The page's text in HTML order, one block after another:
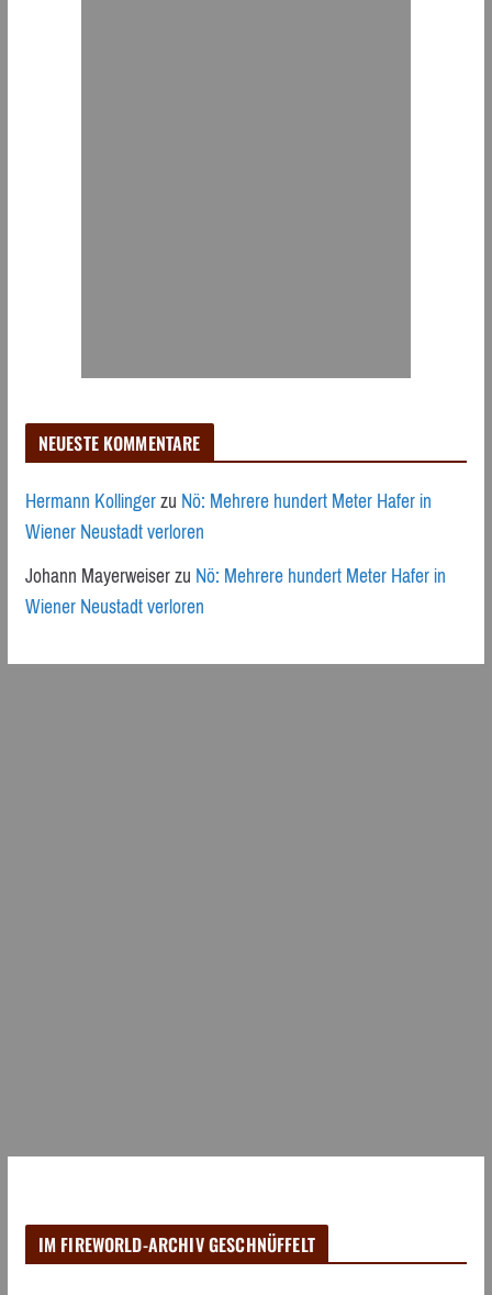
NEUESTE KOMMENTARE
Hermann KollingerzuNö: Mehrere hundert Meter Hafer in
Wiener Neustadt verloren
Johann MayerweiserzuNö: Mehrere hundert Meter Hafer in
Wiener Neustadt verloren
IM FIREWORLD-ARCHIV GESCHNÜFFELT